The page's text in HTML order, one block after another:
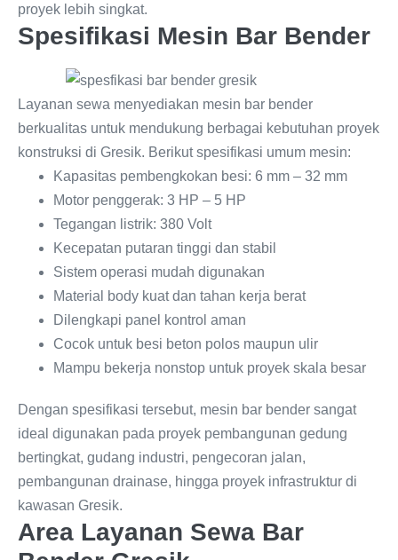
proyek lebih singkat.
Spesifikasi Mesin Bar Bender
Layanan sewa menyediakan mesin bar bender
berkualitas untuk mendukung berbagai kebutuhan proyek
konstruksi di Gresik. Berikut spesifikasi umum mesin:
Kapasitas pembengkokan besi: 6 mm – 32 mm
Motor penggerak: 3 HP – 5 HP
Tegangan listrik: 380 Volt
Kecepatan putaran tinggi dan stabil
Sistem operasi mudah digunakan
Material body kuat dan tahan kerja berat
Dilengkapi panel kontrol aman
Cocok untuk besi beton polos maupun ulir
Mampu bekerja nonstop untuk proyek skala besar
Dengan spesifikasi tersebut, mesin bar bender sangat
ideal digunakan pada proyek pembangunan gedung
bertingkat, gudang industri, pengecoran jalan,
pembangunan drainase, hingga proyek infrastruktur di
kawasan Gresik.
Area Layanan Sewa Bar